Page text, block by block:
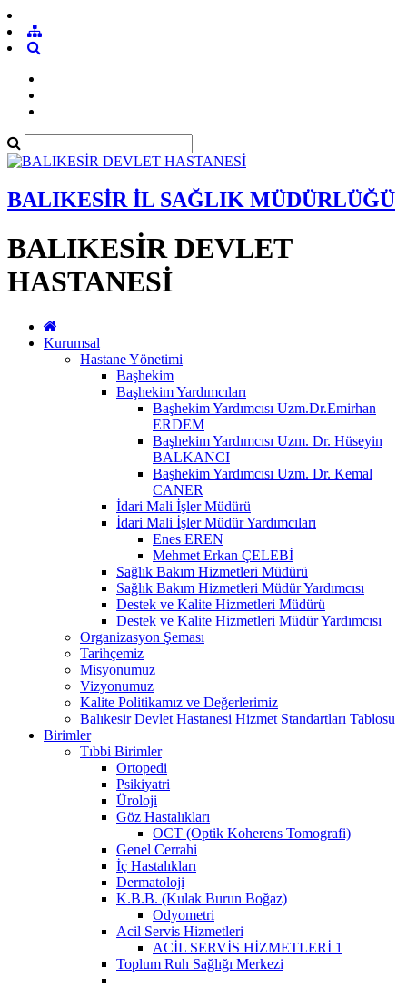
BALIKESİR İL SAĞLIK MÜDÜRLÜĞÜ
BALIKESİR DEVLET
HASTANESİ
Kurumsal
Hastane Yönetimi
Başhekim
Başhekim Yardımcıları
Başhekim Yardımcısı Uzm.Dr.Emirhan
ERDEM
Başhekim Yardımcısı Uzm. Dr. Hüseyin
BALKANCI
Başhekim Yardımcısı Uzm. Dr. Kemal
CANER
İdari Mali İşler Müdürü
İdari Mali İşler Müdür Yardımcıları
Enes EREN
Mehmet Erkan ÇELEBİ
Sağlık Bakım Hizmetleri Müdürü
Sağlık Bakım Hizmetleri Müdür Yardımcısı
Destek ve Kalite Hizmetleri Müdürü
Destek ve Kalite Hizmetleri Müdür Yardımcısı
Organizasyon Şeması
Tarihçemiz
Misyonumuz
Vizyonumuz
Kalite Politikamız ve Değerlerimiz
Balıkesir Devlet Hastanesi Hizmet Standartları Tablosu
Birimler
Tıbbi Birimler
Ortopedi
Psikiyatri
Üroloji
Göz Hastalıkları
OCT (Optik Koherens Tomografi)
Genel Cerrahi
İç Hastalıkları
Dermatoloji
K.B.B. (Kulak Burun Boğaz)
Odyometri
Acil Servis Hizmetleri
ACİL SERVİS HİZMETLERİ 1
Toplum Ruh Sağlığı Merkezi